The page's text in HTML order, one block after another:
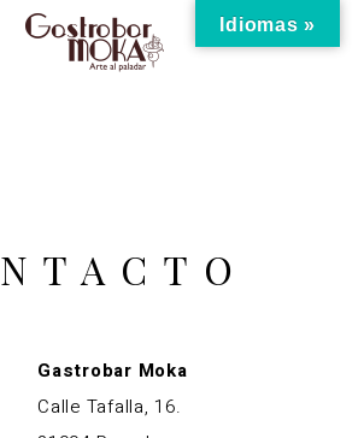
Gastrobar Moka
Calle Tafalla, 16.
Idiomas »